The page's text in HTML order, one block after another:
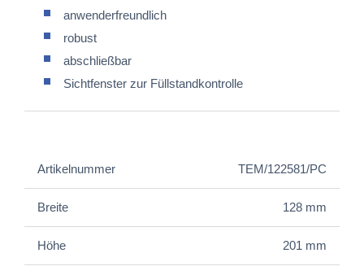
anwenderfreundlich
robust
abschließbar
Sichtfenster zur Füllstandkontrolle ​​​​​​​
Artikelnummer TEM/122581/PC
Breite 128 mm
Höhe 201 mm